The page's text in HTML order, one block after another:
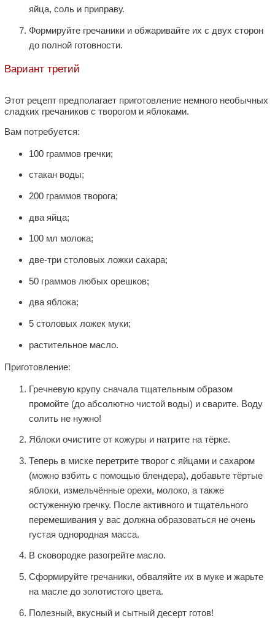
яйца, соль и приправу.
Формируйте гречаники и обжаривайте их с двух сторон
до полной готовности.
Вариант третий
Этот рецепт предполагает приготовление немного необычных
сладких гречаников с творогом и яблоками.
Вам потребуется:
100 граммов гречки;
стакан воды;
200 граммов творога;
два яйца;
100 мл молока;
две-три столовых ложки сахара;
50 граммов любых орешков;
два яблока;
5 столовых ложек муки;
растительное масло.
Приготовление:
Гречневую крупу сначала тщательным образом
промойте (до абсолютно чистой воды) и сварите. Воду
солить не нужно!
Яблоки очистите от кожуры и натрите на тёрке.
Теперь в миске перетрите творог с яйцами и сахаром
(можно взбить с помощью блендера), добавьте тёртые
яблоки, измельчённые орехи, молоко, а также
остуженную гречку. После активного и тщательного
перемешивания у вас должна образоваться не очень
густая однородная масса.
В сковородке разогрейте масло.
Сформируйте гречаники, обваляйте их в муке и жарьте
на масле до золотистого цвета.
Полезный, вкусный и сытный десерт готов!